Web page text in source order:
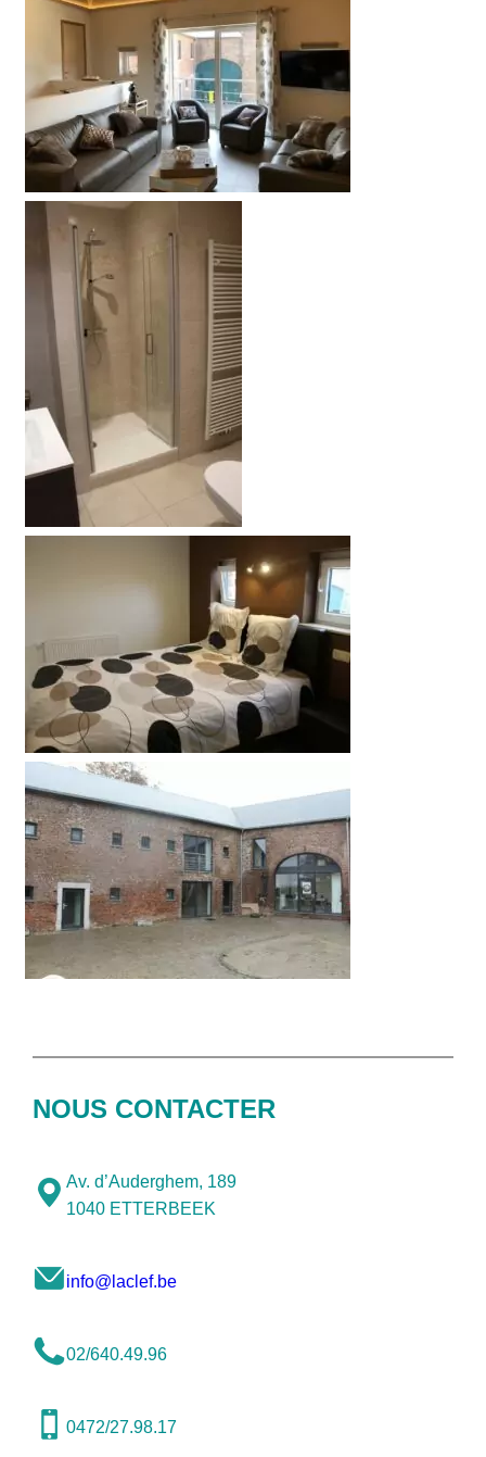
NOUS CONTACTER
Av. d’Auderghem, 189
1040 ETTERBEEK
info@laclef.be
02/640.49.96
0472/27.98.17